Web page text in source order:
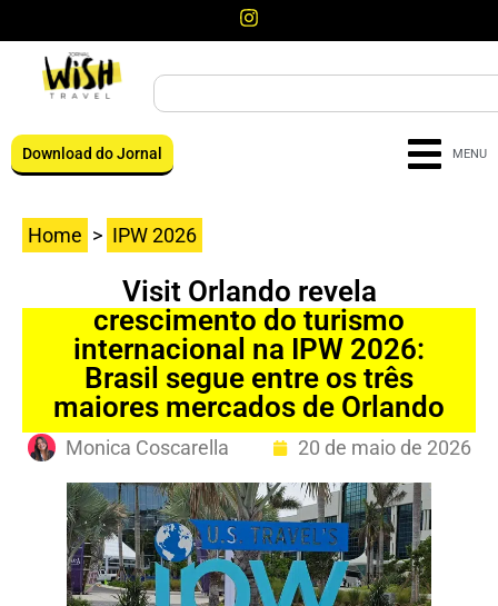
Download do Jornal MENU
Home > IPW 2026
Visit Orlando revela
crescimento do turismo
internacional na IPW 2026:
Brasil segue entre os três
maiores mercados de Orlando
Monica Coscarella 20 de maio de 2026